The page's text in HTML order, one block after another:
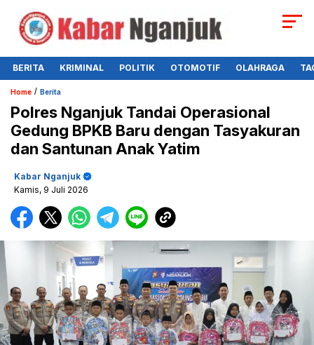
BERITA KRIMINAL POLITIK OTOMOTIF OLAHRAGA
Home / Berita
Polres Nganjuk Tandai Operasional
Gedung BPKB Baru dengan Tasyakuran
dan Santunan Anak Yatim
Kabar Nganjuk
Kamis, 9 Juli 2026